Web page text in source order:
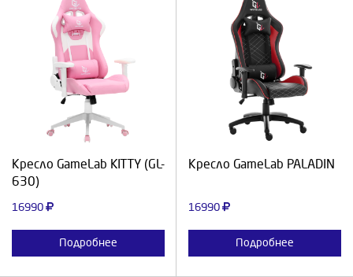
Кресло GameLab KITTY (GL-
630)
16990
Подробнее
Выберите количество:
Продолжить
Кресло GameLab PALADIN
16990
Подробнее
Выберите количество: